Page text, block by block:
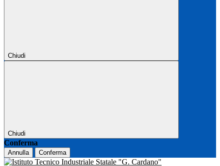
Chiudi
Chiudi
Conferma
Annulla Conferma